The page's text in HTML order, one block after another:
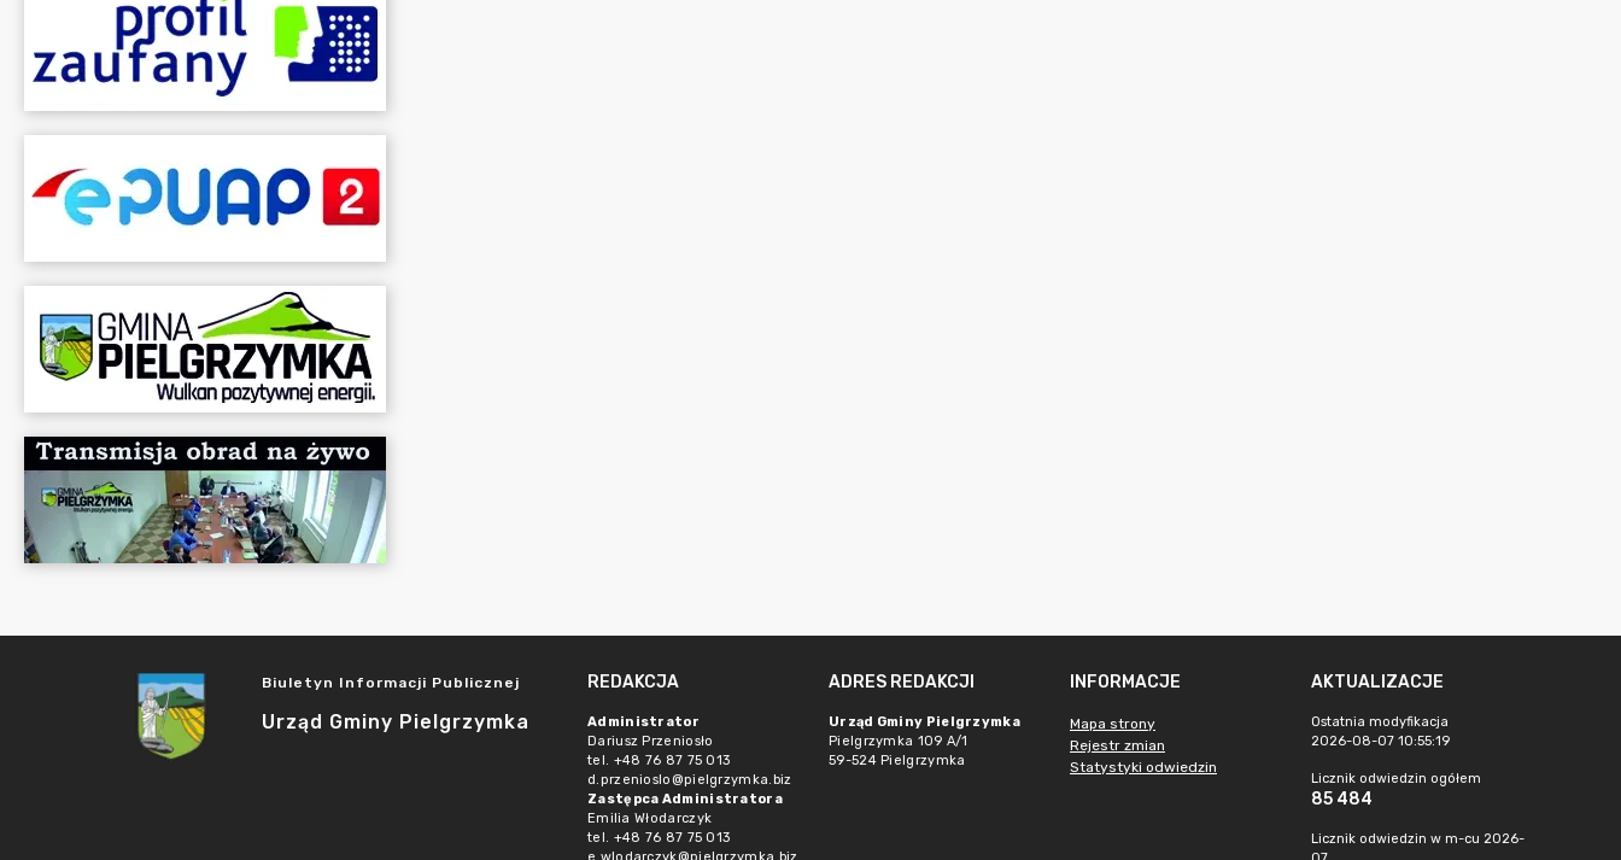
Biuletyn Informacji Publicznej
Urząd Gminy Pielgrzymka
REDAKCJA
Administrator
Dariusz Przeniosło
tel. +48 76 87 75 013
d.przenioslo@pielgrzymka.biz
Zastępca Administratora
Emilia Włodarczyk
tel. +48 76 87 75 013
ADRES REDAKCJI
Urząd Gminy Pielgrzymka
Pielgrzymka 109 A/1
59-524 Pielgrzymka
INFORMACJE
Mapa strony
Rejestr zmian
Statystyki odwiedzin
AKTUALIZACJE
Ostatnia modyfikacja
2026-08-07 10:55:19
Licznik odwiedzin ogółem
85 484
Licznik odwiedzin w m-cu 2026-